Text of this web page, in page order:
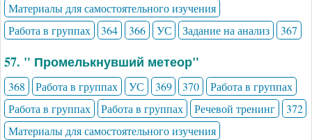
Материалы для самостоятельного изучения
Работа в группах
364 366 УС Задание на анализ 367
57. " Промелькнувший метеор"
368 Работа в группах УС 369 370
Работа в группах
Работа в группах
Работа в группах Речевой тренинг
372
Материалы для самостоятельного изучения